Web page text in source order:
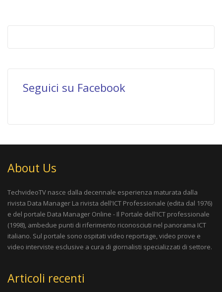
Seguici su Facebook
About Us
TechvideoTV nasce dalla decennale esperienza maturata dalla
rivista Data Manager La rivista dell'ICT Professionale (edita dal 1976)
e del portale Data Manager Online - Il Portale dell'ICT professionale
(1998), ambedue punti di riferimento riconosciuti nel panorama ICT
italiano. Sul portale sono ospitati video reportage, video prove e
video interviste esclusive a cura di giornalisti specializzati di settore.
Articoli recenti